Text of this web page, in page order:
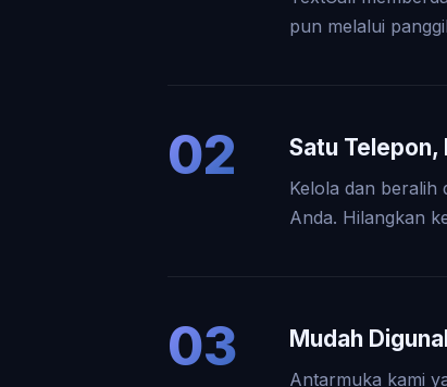
pun melalui
02 Satu Telepon,
Kelola dan
Anda. Hilangkan
03 Mudah
Antarmuka kami